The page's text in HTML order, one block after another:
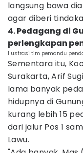
langsung bawa
agar diberi
4. Pedagang di
perlengkapan
Ilustrasi tim pemandu
Sementara itu,
Surakarta, Arif
lama banyak
hidupnya di
kurang lebih 15
dari jalur Pos 1
Lawu.